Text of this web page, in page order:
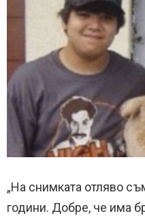
„На снимката отляво
години. Добре, че има